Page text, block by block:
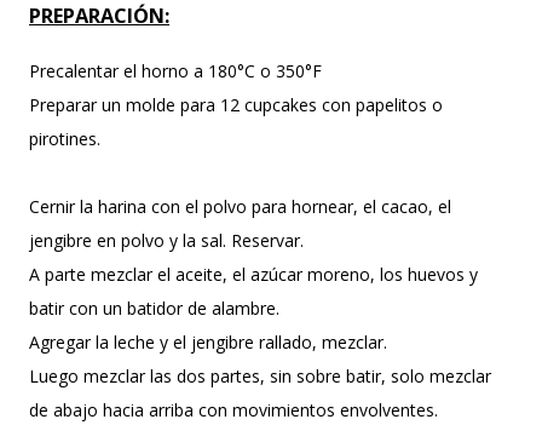
PREPARACIÓN:
Precalentar el horno a 180°C o 350°F
Preparar un molde para 12 cupcakes con papelitos o
pirotines.
Cernir la harina con el polvo para hornear, el cacao, el
jengibre en polvo y la sal. Reservar.
A parte mezclar el aceite, el azúcar moreno, los huevos y
batir con un batidor de alambre.
Agregar la leche y el jengibre rallado, mezclar.
Luego mezclar las dos partes, sin sobre batir, solo mezclar
de abajo hacia arriba con movimientos envolventes.